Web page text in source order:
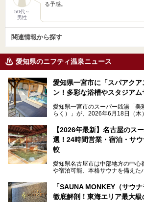
50代～
男性
る予感。
関連情報から探す
愛知県のニフティ温泉ニュース
愛知県一宮市に「スパアク
ン！多彩な浴槽やスタジア
愛知県一宮市のスーパー銭湯「美
らく）」が、2026年6月18日（木
この地で30年にわたり愛され続
地元住民をはじめオープンを待ち
ないでしょうか。
老朽化した設備の補修を機に、2
ってきたというだけあって、館
以前の4倍に拡張したという露天
容の巨大なスタジアムサウナに、
までまるごと楽しめる施設に生
今回は、全面リニューアルして新
【2026年最新】名古屋のス
選！24時間営業・宿泊・サ
較
愛知県名古屋市は中部地方の中心
や宿泊可能、本格サウナを備えた
そのため、「日々の仕事の疲れを
い」「休日に時間を忘れて1日中
「SAUNA MONKEY（サウ
徹底解剖！東海エリア最大